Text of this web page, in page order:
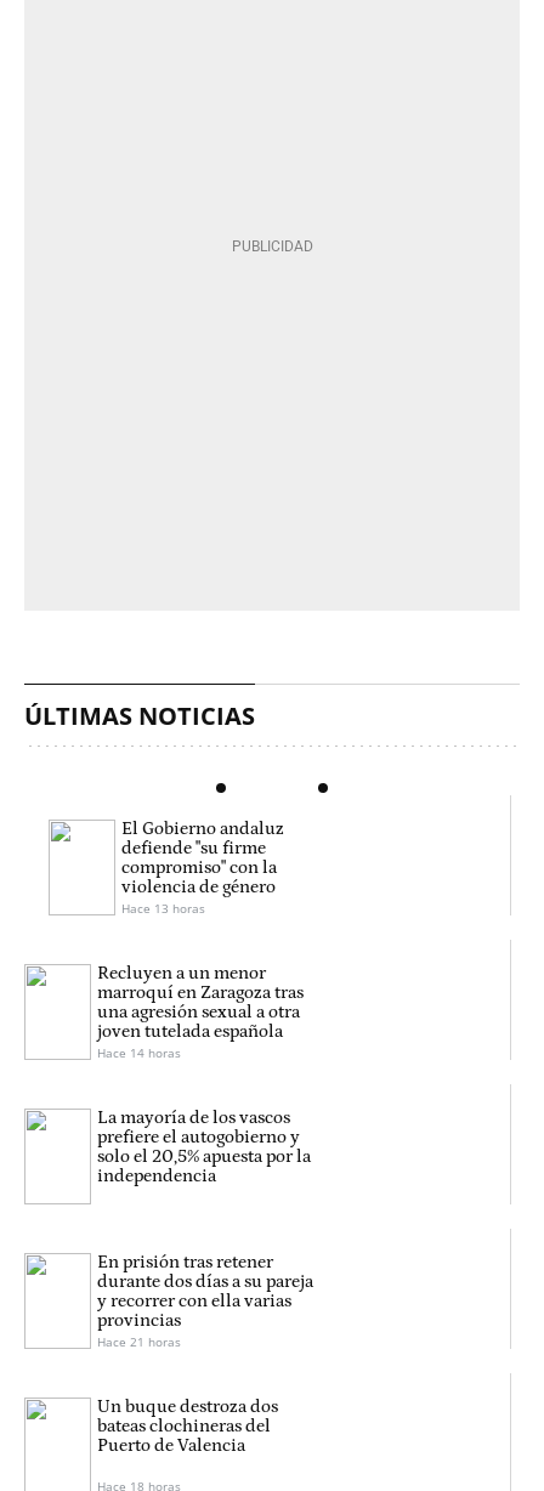
ÚLTIMAS NOTICIAS
El Gobierno andaluz
defiende "su firme
compromiso" con la
violencia de género
Hace 13 horas
Recluyen a un menor
marroquí en Zaragoza tras
una agresión sexual a otra
joven tutelada española
Hace 14 horas
La mayoría de los vascos
prefiere el autogobierno y
solo el 20,5% apuesta por la
independencia
En prisión tras retener
durante dos días a su pareja
y recorrer con ella varias
provincias
Hace 21 horas
Un buque destroza dos
bateas clochineras del
Puerto de Valencia
Hace 18 horas